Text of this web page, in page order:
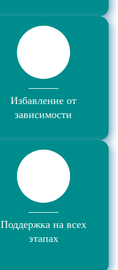
Избавление от
зависимости
Поддержка на всех
этапах